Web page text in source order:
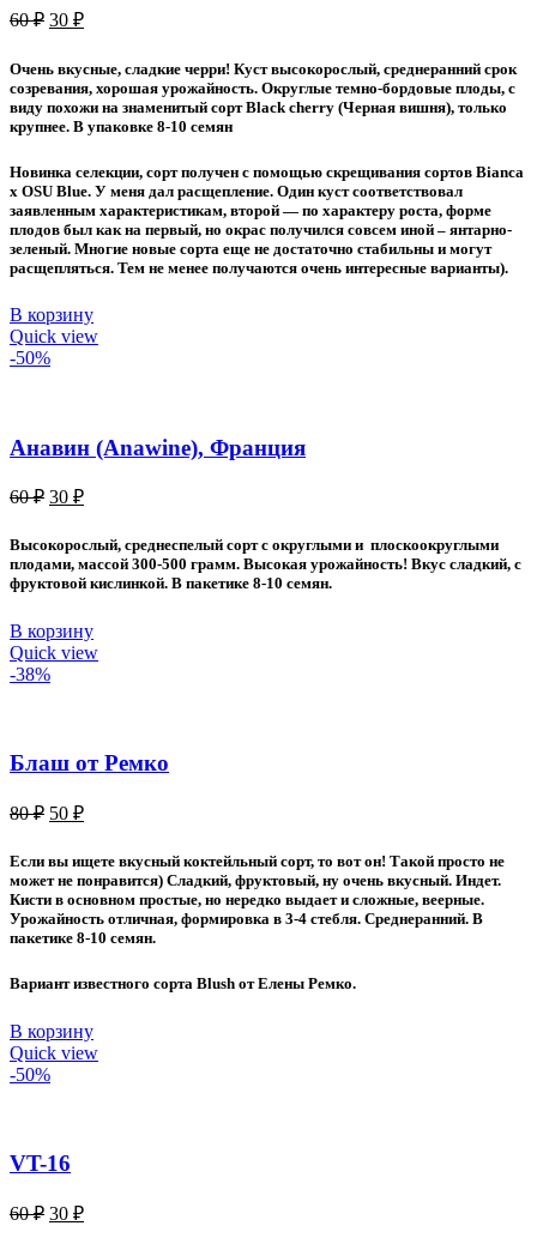
60₽ Первоначальная
60 ₽.
30 ₽Текущая
Очень вкусные, сладкие черри! Куст высокорослый, среднеранний срок
созревания, хорошая урожайность. Округлые темно-бордовые плоды, с
виду похожи на знаменитый сорт Black cherry (Черная вишня), только
крупнее. В упаковке 8-10 семян
Новинка селекции, сорт получен с помощью скрещивания сортов Bianca
x OSU Blue. У меня дал расщепление. Один куст соответствовал
заявленным характеристикам, второй — по характеру роста, форме
плодов был как на первый, но окрас получился совсем иной – янтарно-
зеленый. Многие новые сорта еще не достаточно стабильны и могут
расщепляться. Тем не менее получаются очень интересные варианты).
В корзину
Quick view
-50%
Анавин (Anawine), Франция
60₽ Первоначальная
составляла
60 ₽.
30 ₽Текущая
30 ₽.
Высокорослый, среднеспелый сорт с округлыми и плоскоокруглыми
плодами, массой 300-500 грамм. Высокая урожайность! Вкус сладкий, с
фруктовой кислинкой. В пакетике 8-10 семян.
В корзину
Quick view
-38%
Блаш от Ремко
80₽ Первоначальная
80 ₽.
50 ₽Текущая
50 ₽.
Если вы ищете вкусный коктейльный сорт, то вот он! Такой просто не
может не понравится) Сладкий, фруктовый, ну очень вкусный. Индет.
Кисти в основном простые, но нередко выдает и сложные, веерные.
Урожайность отличная, формировка в 3-4 стебля. Среднеранний. В
пакетике 8-10 семян.
Вариант известного сорта Blush от Елены Ремко.
В корзину
Quick view
-50%
VT-16
60₽ Первоначальная
30 ₽Текущая